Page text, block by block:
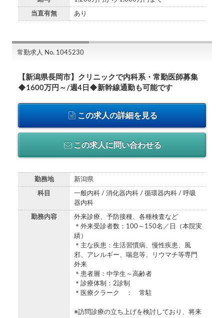
当直有無 あり
常勤求人 No. 1045230
【新潟県長岡市】クリニックで内科系・常勤医師募集
◆1600万円～/週4日◆新幹線通勤も可能です
この求人の詳細を見る
この求人に問い合わせる
勤務地 新潟県
科目
一般内科 / 消化器内科 / 循環器内科 / 呼吸
器内科
勤務内容
外来診療、予防接種、各種検査など
＊外来受診者数：100～150名／日（本院実
績）
＊主な疾患：生活習慣病、慢性疾患、風
邪、アレルギー、喘息等、リウマチ等専門
外来
＊患者層：中学生～高齢者
＊診療体制：2診制
＊医療クラーク ： 常駐
※訪問診療の立ち上げを検討しており、将来